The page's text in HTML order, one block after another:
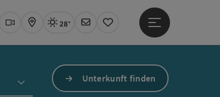
Webcams
KarteAktuelles Wetter Linz, sonnig
28°
Newsletter
Merkzettel
Hauptmenü öffnen
Unterkunft finden